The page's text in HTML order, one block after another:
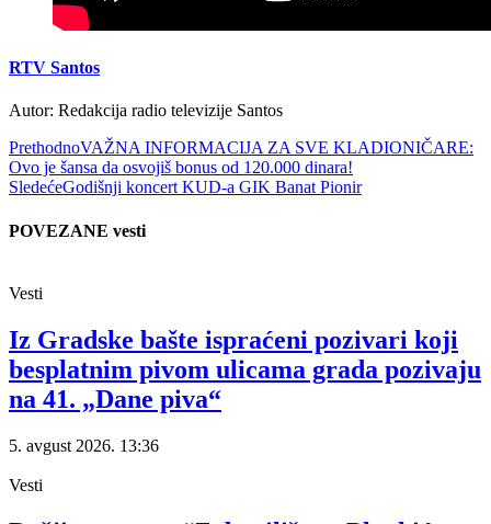
RTV Santos
Autor: Redakcija radio televizije Santos
PrethodnoVAŽNA INFORMACIJA ZA SVE KLADIONIČARE:
Ovo je šansa da osvojiš bonus od 120.000 dinara!
SledećeGodišnji koncert KUD-a GIK Banat Pionir
POVEZANE vesti
Vesti
Iz Gradske bašte ispraćeni pozivari koji
besplatnim pivom ulicama grada pozivaju
na 41. „Dane piva“
5. avgust 2026. 13:36
Vesti